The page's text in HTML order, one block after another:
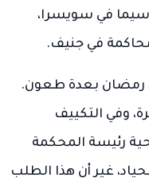
سيما في سويسرا،
في جنيف.
رمضان بعدة طعون.
وفي التكييف
رئيسة المحكمة
غير أن هذا الطلب